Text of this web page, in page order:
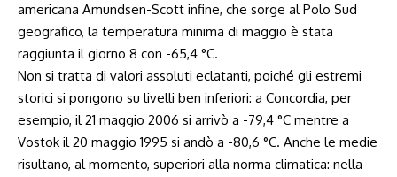
americana Amundsen-Scott infine, che sorge al Polo Sud
geografico, la temperatura minima di maggio è stata
raggiunta il giorno 8 con -65,4 °C.
Non si tratta di valori assoluti eclatanti, poiché gli estremi
storici si pongono su livelli ben inferiori: a Concordia, per
esempio, il 21 maggio 2006 si arrivò a -79,4 °C mentre a
Vostok il 20 maggio 1995 si andò a -80,6 °C. Anche le medie
risultano, al momento, superiori alla norma climatica: nella